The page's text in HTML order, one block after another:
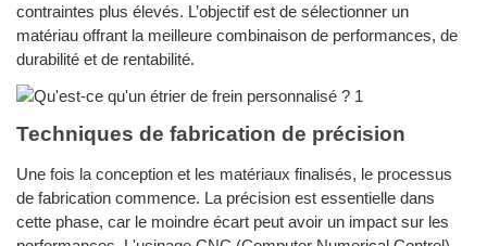
contraintes plus élevés. L’objectif est de sélectionner un
matériau offrant la meilleure combinaison de performances, de
durabilité et de rentabilité.
Techniques de fabrication de précision
Une fois la conception et les matériaux finalisés, le processus
de fabrication commence. La précision est essentielle dans
cette phase, car le moindre écart peut avoir un impact sur les